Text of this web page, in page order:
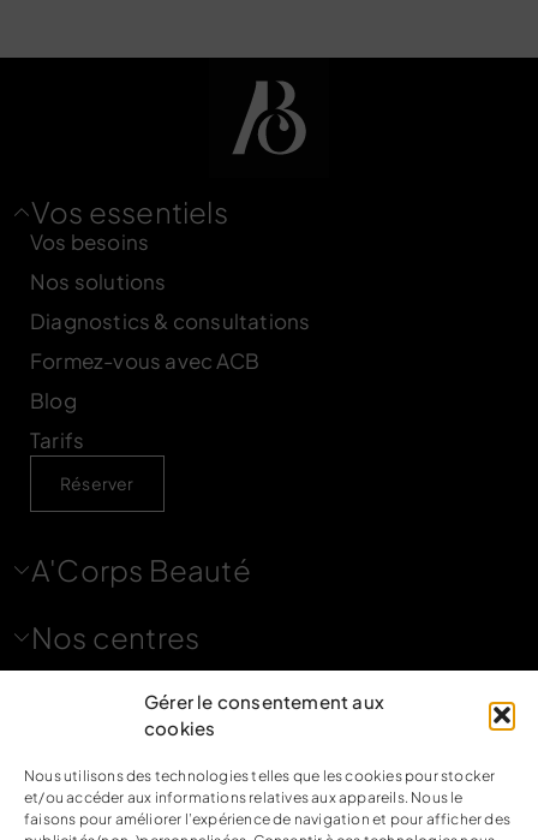
Gérer le consentement aux
cookies
Nous utilisons des technologies telles que les cookies pour stocker
et/ou accéder aux informations relatives aux appareils. Nous le
faisons pour améliorer l’expérience de navigation et pour afficher des
Vos essentiels
Vos besoins
Nos solutions
Diagnostics & consultations
Formez-vous avec ACB
Blog
Tarifs
Réserver
A'Corps Beauté
Nos centres
Nous contacter
Nous suivre